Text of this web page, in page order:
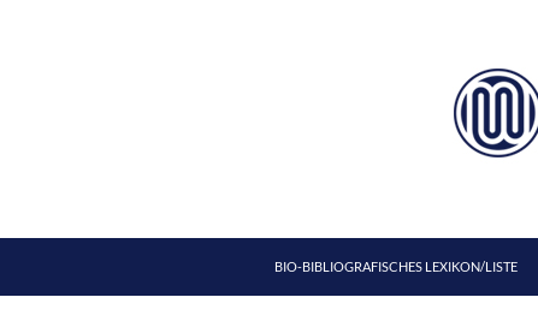
BIO-BIBLIOGRAFISCHES LEXIKON/LISTE